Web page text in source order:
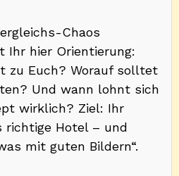
Chaos
Ihr hier Orientierung:
zu Euch? Worauf solltet
Und wann lohnt sich
wirklich? Ziel: Ihr
Hotel – und
mit guten Bildern“.